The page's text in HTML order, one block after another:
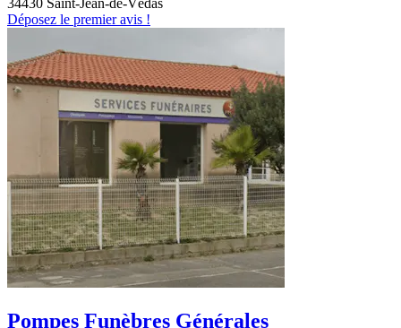
34430 Saint-Jean-de-Védas
Déposez le premier avis !
Pompes Funèbres Générales